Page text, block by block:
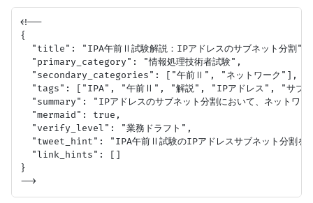
<!--
{
  "title": "IPA午前Ⅱ試験解説：IPアドレスのサブネット分割",
  "primary_category": "情報処理技術者試験",
  "secondary_categories": ["午前Ⅱ", "ネットワーク"],
"tags": ["IPA", "午前Ⅱ", "解説", "IPアドレス", "サブ
"summary": "IPアドレスのサブネット分割において、ネットワー
  "mermaid": true,
  "verify_level": "業務ドラフト",
"tweet_hint": "IPA午前Ⅱ試験のIPアドレスサブネット分割を徹
  "link_hints": []
}